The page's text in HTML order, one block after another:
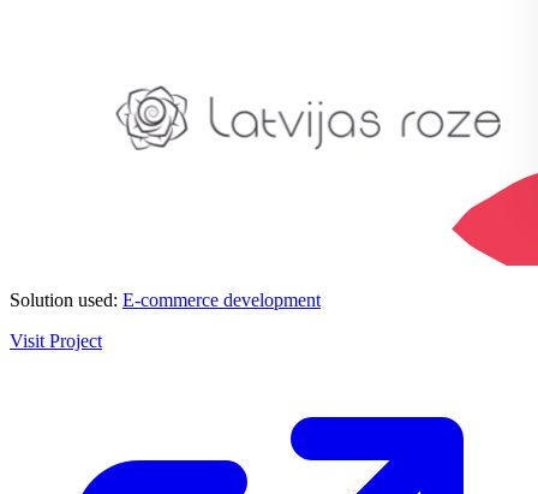
Solution used: E-commerce development
Visit Project